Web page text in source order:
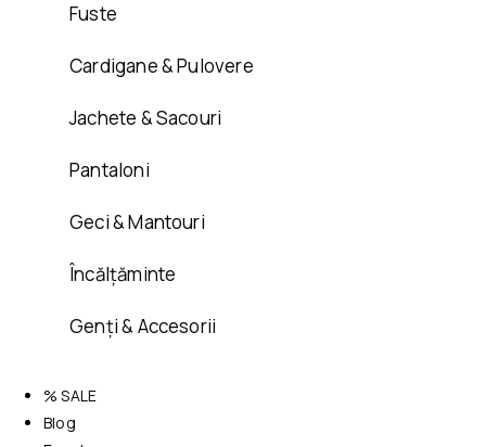
Fuste
Cardigane & Pulovere
Jachete & Sacouri
Pantaloni
Geci & Mantouri
Încălțăminte
Genți & Accesorii
% SALE
Blog